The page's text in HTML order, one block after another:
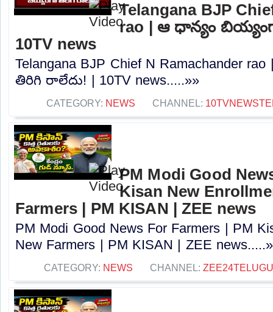
Telangana BJP
rao | ఆ ధాన్యం
10TV news
Telangana BJP Chief N Ramachander
తిరిగి రాలేదు! | 10TV news.....»»
CATEGORY: NEWS CHANNEL:
PM Modi Good
Kisan New
Farmers | PM KISAN | ZEE news
PM Modi Good News For Farmers | PM
New Farmers | PM KISAN | ZEE
CATEGORY: NEWS CHANNEL: